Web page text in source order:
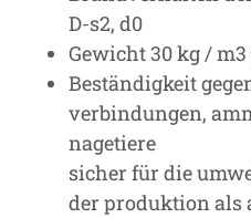
D-s2, d0
Gewicht 30 kg /
Beständigkeit
verbindungen,
nagetiere
sicher für die
der produktion als